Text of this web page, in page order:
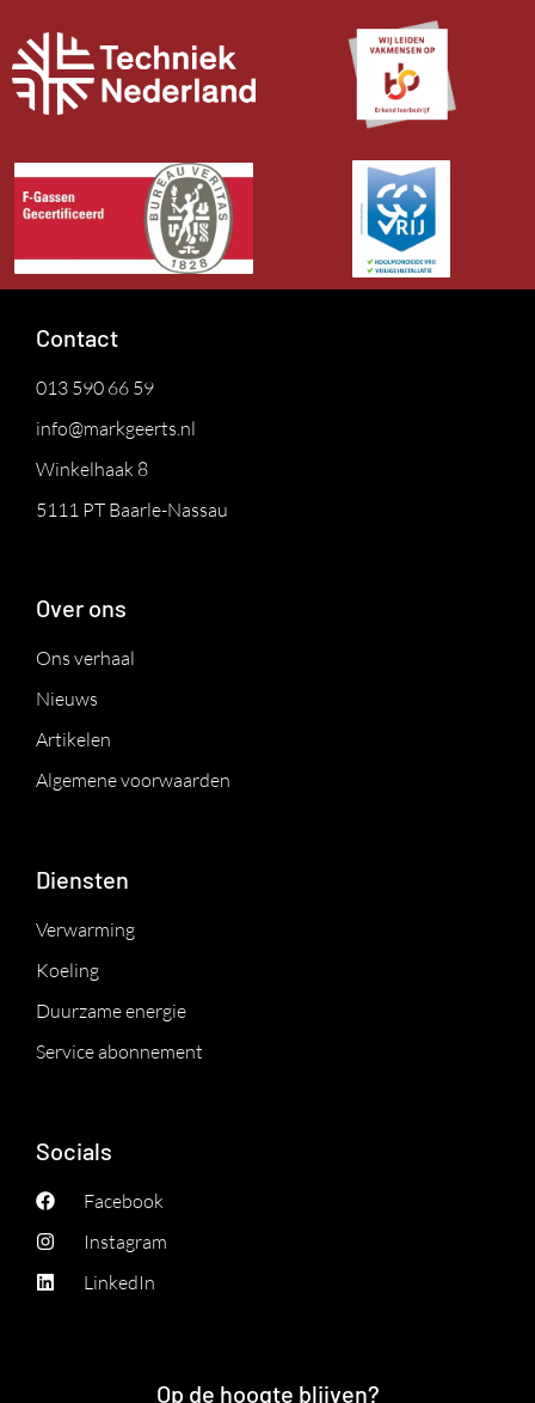
Contact
013 590 66 59
info@markgeerts.nl
Winkelhaak 8
5111 PT Baarle-Nassau
Over ons
Ons verhaal
Nieuws
Artikelen
Algemene voorwaarden
Diensten
Verwarming
Koeling
Duurzame energie
Service abonnement
Socials
Facebook
Instagram
LinkedIn
Op de hoogte blijven?